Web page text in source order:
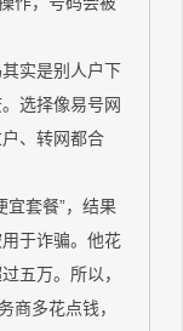
实是别人户下
选择像易号网
、转网都合
宜套餐”，结果
于诈骗。他花
五万。所以，
商多花点钱，